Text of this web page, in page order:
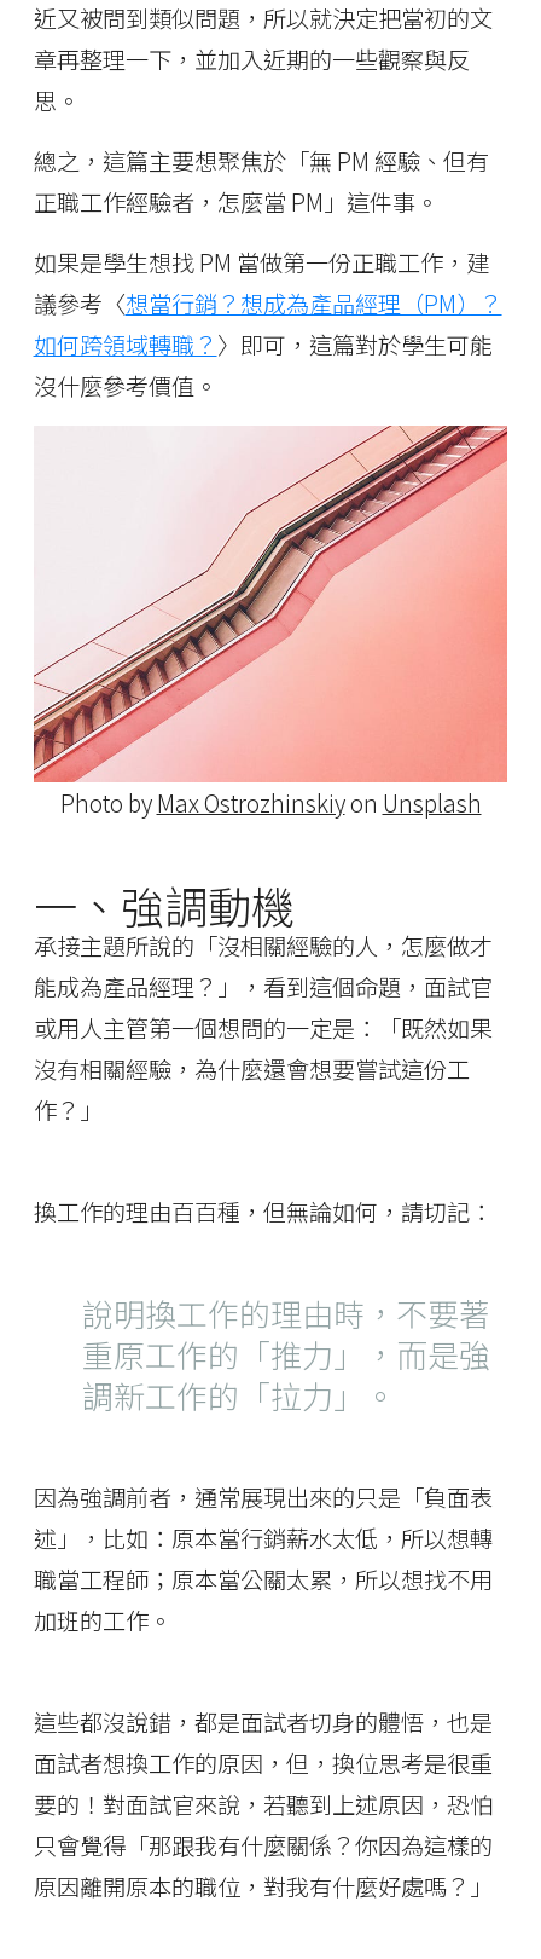
近又被問到類似問題，所以就決定把當初的文
章再整理一下，並加入近期的一些觀察與反
思。
總之，這篇主要想聚焦於「無 PM 經驗、但有
正職工作經驗者，怎麼當 PM」這件事。
如果是學生想找 PM 當做第一份正職工作，建
議參考〈想當行銷？想成為產品經理（PM）？
如何跨領域轉職？ 〉即可，這篇對於學生可能
沒什麼參考價值。
Photo byMax Ostrozhinskiyon Unsplash
一、強調動機
承接主題所說的「沒相關經驗的人，怎麼做才
能成為產品經理？」，看到這個命題，面試官
或用人主管第一個想問的一定是：「既然如果
沒有相關經驗，為什麼還會想要嘗試這份工
作？」
換工作的理由百百種，但無論如何，請切記：
說明換工作的理由時，不要著
重原工作的「推力」，而是強
調新工作的「拉力」。
因為強調前者，通常展現出來的只是「負面表
述」，比如：原本當行銷薪水太低，所以想轉
職當工程師；原本當公關太累，所以想找不用
加班的工作。
這些都沒說錯，都是面試者切身的體悟，也是
面試者想換工作的原因，但，換位思考是很重
要的！對面試官來說，若聽到上述原因，恐怕
只會覺得「那跟我有什麼關係？你因為這樣的
原因離開原本的職位，對我有什麼好處嗎？」